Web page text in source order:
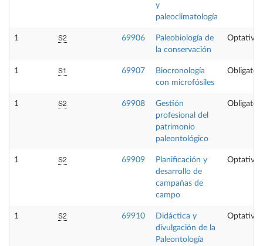
y
paleoclimatología
1 S2 69906
Paleobiología de
la conservación
Optativa
1 S1 69907
Biocronología
con microfósiles
1 S2 69908
Gestión
profesional del
patrimonio
paleontológico
1 S2 69909
Planificación y
desarrollo de
campañas de
campo
Optativa
1 S2 69910
Didáctica y
divulgación de la
Paleontología
Optativa